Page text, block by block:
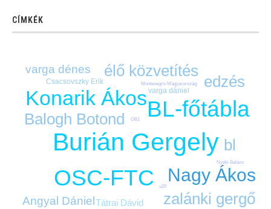
CÍMKÉK
Burián Gergely
BL-főtábla
OSC-FTC
Konarik Ákos
Nagy Ákos
Balogh Botond
bl
edzés
zalánki gergő
élő közvetítés
Angyal Dániel
varga dénes
Tátrai Dávid
Csacsovszky Erik
varga dániel
Montenegró-Magyarország
Nyéki Balázs
OB1
u20